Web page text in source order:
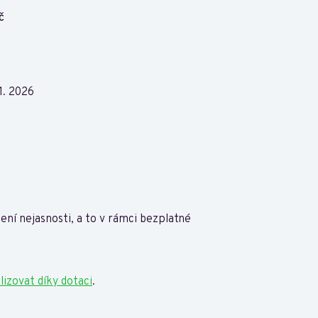
2026
nejasnosti, a to v rámci bezplatné
díky dotaci.